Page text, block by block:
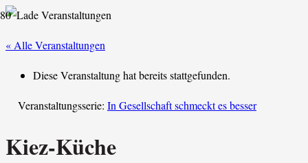
« Alle Veranstaltungen
Diese Veranstaltung hat bereits stattgefunden.
Veranstaltungsserie: In Gesellschaft schmeckt es besser
Kiez-Küche